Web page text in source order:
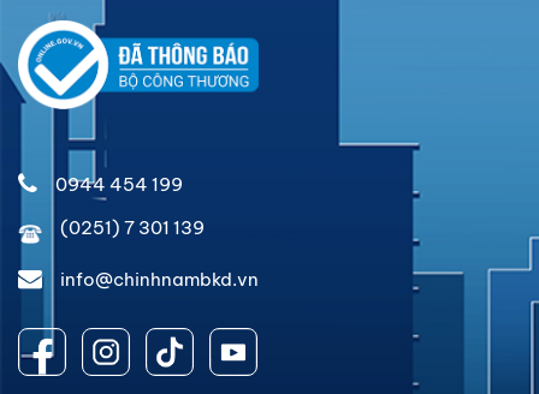
0944 454 199
(0251) 7 301 139
info@chinhnambkd.vn